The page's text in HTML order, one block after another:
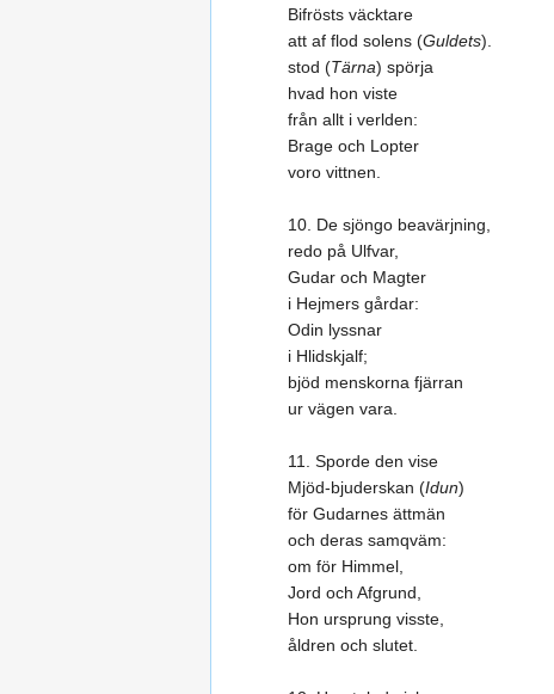
Bifrösts väcktare
att af flod solens (Guldets).
stod (Tärna) spörja
hvad hon viste
från allt i verlden:
Brage och Lopter
voro vittnen.
10. De sjöngo beavärjning,
redo på Ulfvar,
Gudar och Magter
i Hejmers gårdar:
Odin lyssnar
i Hlidskjalf;
bjöd menskorna fjärran
ur vägen vara.
11. Sporde den vise
Mjöd-bjuderskan (Idun)
för Gudarnes ättmän
och deras samqväm:
om för Himmel,
Jord och Afgrund,
Hon ursprung visste,
åldren och slutet.